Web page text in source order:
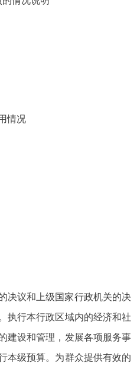
情况
决议和上级国家行政机关的决
执行本行政区域内的经济和社
建设和管理，发展各项服务事
本级预算。为群众提供有效的